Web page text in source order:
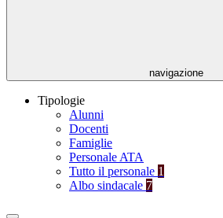
navigazione
Tipologie
Alunni
Docenti
Famiglie
Personale ATA
Tutto il personale 1
Albo sindacale 7